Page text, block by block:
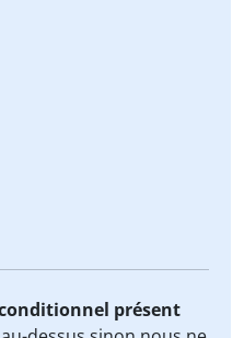
présent